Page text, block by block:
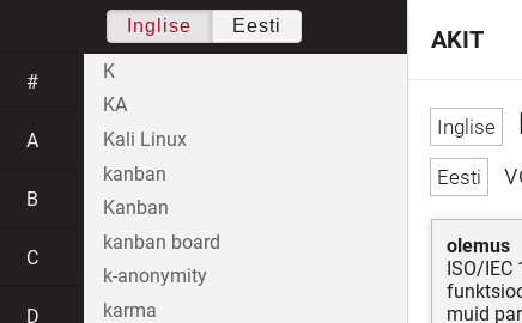
olemus
ISO/IEC
muid
AKIT
Inglise Eesti
#
A
B
C
D
K
KA
Kali Linux
kanban
Kanban
kanban board
k-anonymity
karma